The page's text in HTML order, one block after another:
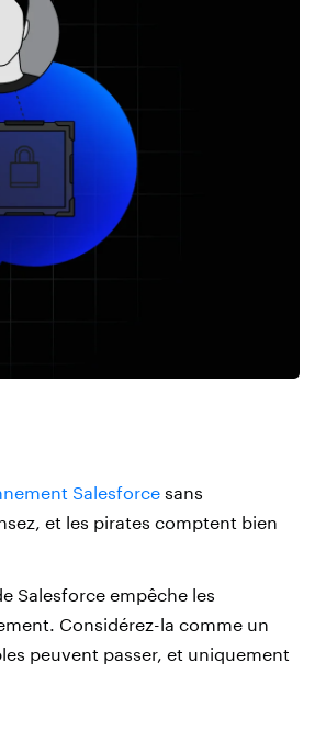
Salesforce sans
et les pirates comptent bien
Salesforce empêche les
Considérez-la comme un
peuvent passer, et uniquement